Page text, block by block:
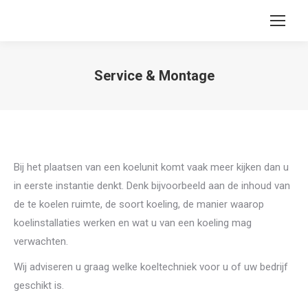
Service & Montage
Bij het plaatsen van een koelunit komt vaak meer kijken dan u
in eerste instantie denkt. Denk bijvoorbeeld aan de inhoud van
de te koelen ruimte, de soort koeling, de manier waarop
koelinstallaties werken en wat u van een koeling mag
verwachten.
Wij adviseren u graag welke koeltechniek voor u of uw bedrijf
geschikt is.